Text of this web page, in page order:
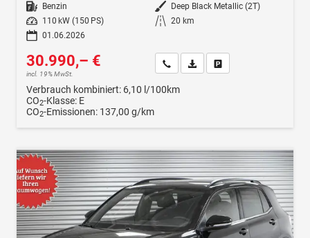
Kraftstoff Benzin Außenfarbe Deep Black Metallic (2T)
Leistung
110 kW (150 PS) Kilometerstand 20 km
01.06.2026
30.990,– €
incl. 19% MwSt.
Wir rufen Sie anFahrzeugexposé (PDF)
Verbrauch kombiniert: 6,10 l/100km
CO2-Klasse: E
CO2-Emissionen: 137,00 g/km